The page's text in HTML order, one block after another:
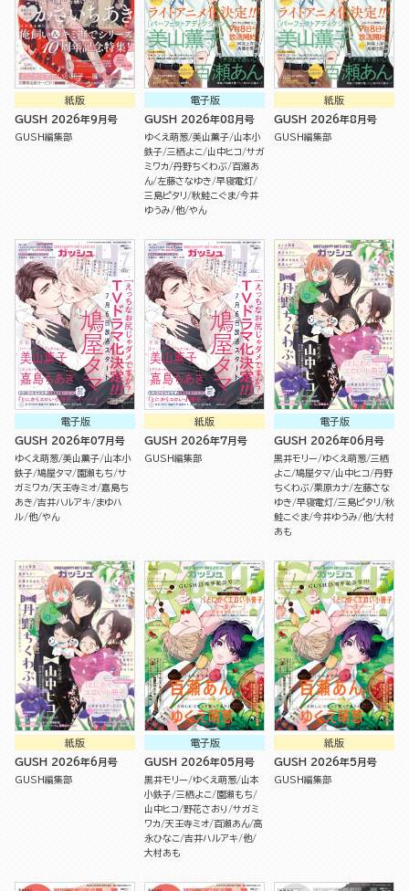
紙版
GUSH 2026年9月号
GUSH編集部
電子版
GUSH 2026年08月号
ゆくえ萌葱 美山薫子 山本小
鉄子 三栖よこ 山中ヒコ サガ
ミワカ 丹野ちくわぶ 百瀬あ
ん 左藤さなゆき 早寝電灯
三島ピタリ 秋鮭こぐま 今井
ゆうみ 他 やん
紙版
GUSH 2026年8月号
GUSH編集部
電子版
GUSH 2026年07月号
ゆくえ萌葱 美山薫子 山本小
鉄子 鳩屋タマ 園瀬もち サ
ガミワカ 天王寺ミオ 嘉島ち
あき 吉井ハルアキ
まゆハ
ル 他 やん
紙版
GUSH 2026年7月号
GUSH編集部
電子版
GUSH 2026年06月号
黒井モリー ゆくえ萌葱 三栖
よこ 鳩屋タマ 山中ヒコ 丹野
ちくわぶ 栗原カナ 左藤さな
ゆき 早寝電灯 三島ピタリ 秋
鮭こぐま 今井ゆうみ 他 大村
あも
紙版
GUSH 2026年6月号
GUSH編集部
電子版
GUSH 2026年05月号
黒井モリー ゆくえ萌葱 山本
小鉄子 三栖よこ
園瀬もち
山中ヒコ 野花さおり
サガミ
ワカ 天王寺ミオ 百瀬あん 高
永ひなこ 吉井ハルアキ 他
大村あも
紙版
GUSH 2026年5月号
GUSH編集部